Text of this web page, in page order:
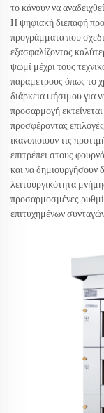
το κάνουν να
Η ψηφιακή διεπαφή
προγράμματα που
εξασφαλίζοντας
ψωμί μέχρι τους
παραμέτρους όπως το
διάρκεια ψήσιμου για
προσαρμογή
προσφέροντας
ικανοποιούν τις
επιτρέπει στους
και να δημιουργήσουν
λειτουργικότητα
προσαρμοσμένες
επιτυχημένων